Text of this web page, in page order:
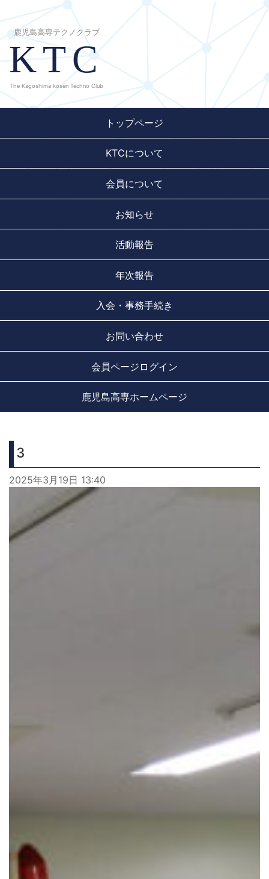
鹿児島高専テクノクラブ
KTC
The Kagoshima kosen Techno Club
トップページ
KTCについて
会員について
お知らせ
活動報告
年次報告
入会・事務手続き
お問い合わせ
会員ページログイン
鹿児島高専ホームページ
3
2025年3月19日 13:40